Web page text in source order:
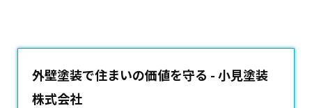
外壁塗装で住まいの価値を守る - 小見塗装
株式会社